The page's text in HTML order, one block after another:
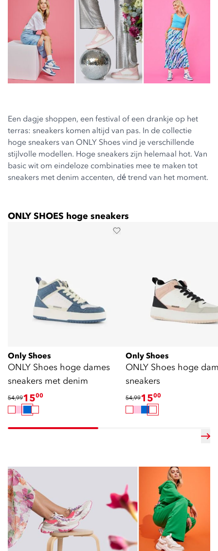
Een dagje shoppen, een festival of een drankje op het
terras: sneakers komen altijd van pas. In de collectie
hoge sneakers van ONLY Shoes vind je verschillende
stijlvolle modellen. Hoge sneakers zijn helemaal hot. Van
basic wit om eindeloze combinaties mee te maken tot
sneakers met denim accenten, dé trend van het moment.
ONLY SHOES hoge sneakers
Only Shoes
ONLY Shoes hoge dames
sneakers met denim
54,991500
Only Shoes
ONLY Shoes hoge
sneakers
54,991500